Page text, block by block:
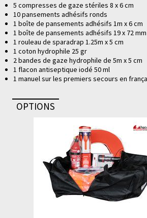
5 compresses de gaze stériles 8 x 6 cm
10 pansements adhésifs ronds
1 boîte de pansements adhésifs 1m x 6 cm
1 boîte de pansements adhésifs 19 x 72 mm
1 rouleau de sparadrap 1.25m x 5 cm
1 coton hydrophile 25 gr
2 bandes de gaze hydrophile de 5m x 5 cm
1 flacon antiseptique iodé 50 ml
1 manuel sur les premiers secours en
OPTIONS